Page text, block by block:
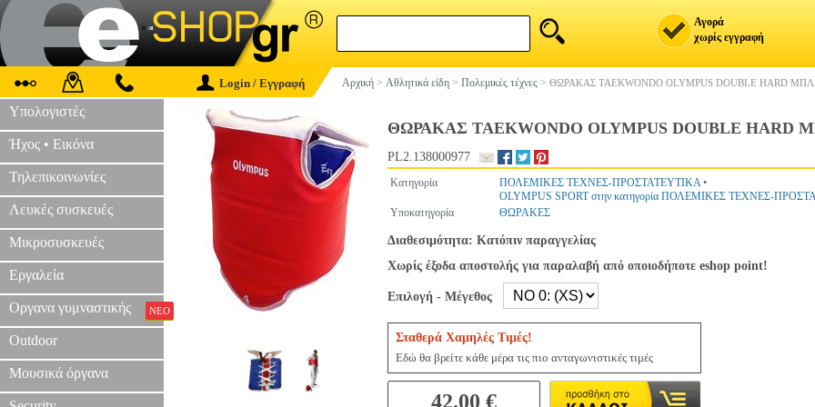
Αγορά
χωρίς εγγραφή
Login / Εγγραφή Αρχική > Αθλητικά είδη > Πολεμικές τέχνες > ΘΩΡΑΚΑΣ TAEKWONDO OLYMPUS DOUBLE HARD
Υπολογιστές
Ήχος • Εικόνα
Τηλεπικοινωνίες
Λευκές συσκευές
Μικροσυσκευές
Εργαλεία
Οργανα γυμναστικής ΝΕΟ
Outdoor
Μουσικά όργανα
ΘΩΡΑΚΑΣ TAEKWONDO OLYMPUS DOUBLE
PL2.138000977
Κατηγορία ΠΟΛΕΜΙΚΕΣ ΤΕΧΝΕΣ-ΠΡΟΣΤΑΤΕΥΤΙΚΑ•
OLYMPUS SPORT στην κατηγορία ΠΟΛΕΜΙΚΕΣ ΤΕΧΝΕΣ-
Υποκατηγορία
ΘΩΡΑΚΕΣ
Διαθεσιμότητα: Κατόπιν παραγγελίας
Χωρίς έξοδα αποστολής για παραλαβή από οποιοδήποτε eshop point!
Επιλογή - Μέγεθος
Σταθερά Χαμηλές Τιμές!
Εδώ θα βρείτε κάθε μέρα τις πιο ανταγωνιστικές τιμές
42.00 €